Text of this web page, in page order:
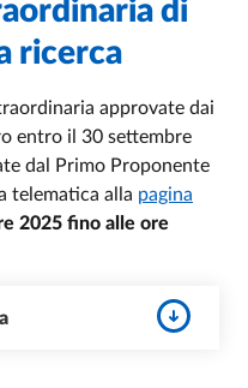
di
ricerca
approvate dai
entro il 30 settembre
dal Primo Proponente
telematica alla pagina
2025 fino alle ore